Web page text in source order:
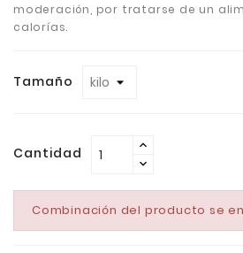
moderación, por tratarse de un
calorías.
Tamaño
Cantidad
Combinación del producto se